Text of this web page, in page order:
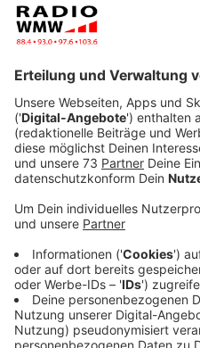
Anzeige
Sinas Freund wollte das
Fliegengittern lösen – bei
schlimmer und es werden
Kreisgeschäftsführer bei
"Der Eindruck, dass es